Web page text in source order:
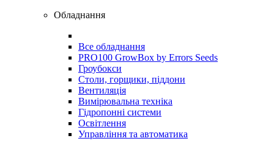
Обладнання
Все обладнання
PRO100 GrowBox by Errors Seeds
Гроубокси
Столи, горщики, піддони
Вентиляція
Вимірювальна техніка
Гідропонні системи
Освітлення
Управління та автоматика